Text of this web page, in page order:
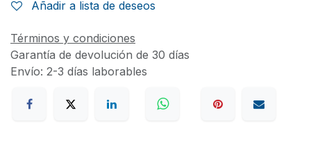
Añadir a lista de deseos
Términos y condiciones
Garantía de devolución de 30 días
Envío: 2-3 días laborables